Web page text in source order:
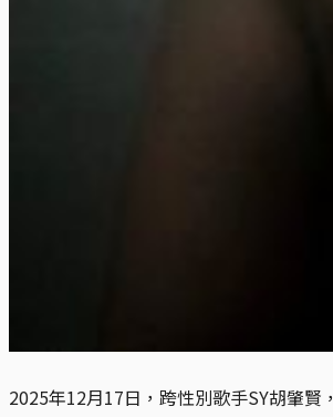
2025年12月17日，跨性別歌手SY胡肇賢